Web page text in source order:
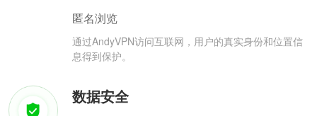
匿名浏览
通过AndyVPN访问互联网，用户的真实身份和位置信
息得到保护。
数据安全